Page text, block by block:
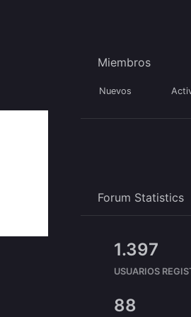
Miembros
Nuevos
Forum Statistics
1.397
USUARIOS
88